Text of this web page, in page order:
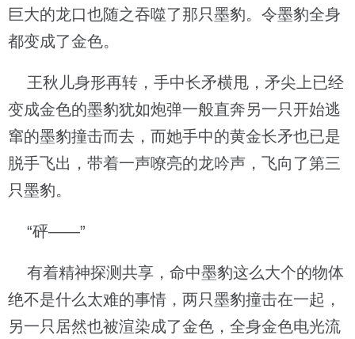
巨大的龙口也随之吞噬了那只墨豹。令墨豹全身
都变成了金色。
王秋儿身形再转，手中长矛横甩，矛尖上已经
变成金色的墨豹犹如炮弹一般直奔另一只开始逃
窜的墨豹撞击而去，而她手中的黄金长矛也已是
脱手飞出，带着一声嘹亮的龙吟声，飞向了第三
只墨豹。
“砰——”
有着精神探测共享，命中墨豹这么大个的物体
绝不是什么太难的事情，两只墨豹撞击在一起，
另一只居然也被渲染成了金色，全身金色电光流